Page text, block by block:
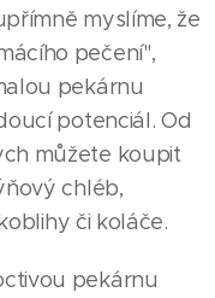
myslíme, že
pečení",
pekárnu
potenciál. Od
můžete koupit
chléb,
či koláče.
pekárnu